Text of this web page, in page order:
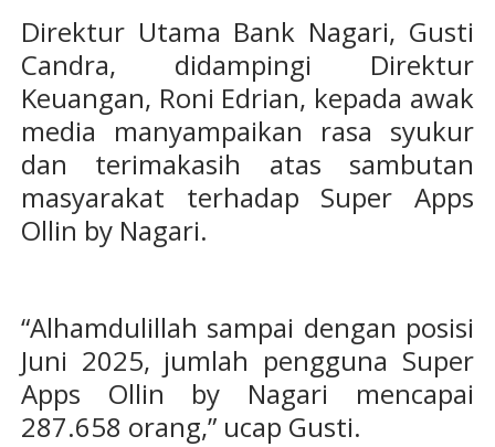
Direktur Utama Bank Nagari, Gusti
Candra, didampingi Direktur
Keuangan, Roni Edrian, kepada awak
media manyampaikan rasa syukur
dan terimakasih atas sambutan
masyarakat terhadap Super Apps
Ollin by Nagari.
“Alhamdulillah sampai dengan posisi
Juni 2025, jumlah pengguna Super
Apps Ollin by Nagari mencapai
287.658 orang,” ucap Gusti.